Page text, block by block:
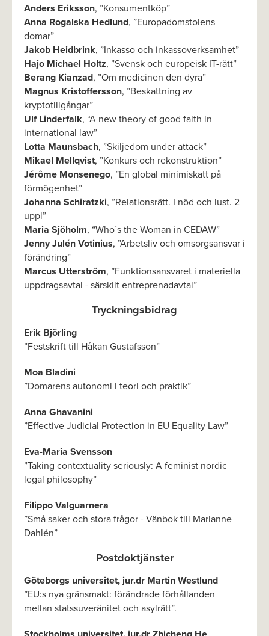
Anders Eriksson, ”Konsumentköp”
Anna Rogalska Hedlund, ”Europadomstolens
domar”
Jakob Heidbrink, ”Inkasso och inkassoverksamhet”
Hajo Michael Holtz, ”Svensk och europeisk IT-rätt”
Berang Kianzad, ”Om medicinen den dyra”
Magnus Kristoffersson, ”Beskattning av
kryptotillgångar”
Ulf Linderfalk, “A new theory of good faith in
international law”
Lotta Maunsbach, ”Skiljedom under attack”
Mikael Mellqvist, ”Konkurs och rekonstruktion”
Jérôme Monsenego, ”En global minimiskatt på
förmögenhet”
Johanna Schiratzki, ”Relationsrätt. I nöd och lust. 2
uppl”
Maria Sjöholm, “Who´s the Woman in CEDAW”
Jenny Julén Votinius, ”Arbetsliv och omsorgsansvar i
förändring”
Marcus Utterström, ”Funktionsansvaret i materiella
uppdragsavtal - särskilt entreprenadavtal”
Tryckningsbidrag
Erik Björling
”Festskrift till Håkan Gustafsson”
Moa Bladini
”Domarens autonomi i teori och praktik”
Anna Ghavanini
”Effective Judicial Protection in EU Equality Law”
Eva-Maria Svensson
”Taking contextuality seriously: A feminist nordic
legal philosophy”
Filippo Valguarnera
”Små saker och stora frågor - Vänbok till Marianne
Dahlén”
Postdoktjänster
Göteborgs universitet, jur.dr Martin Westlund
”EU:s nya gränsmakt: förändrade förhållanden
mellan statssuveränitet och asylrätt”.